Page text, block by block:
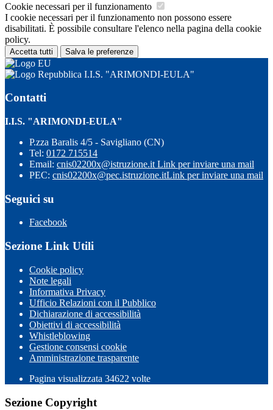
Cookie necessari per il funzionamento
I cookie necessari per il funzionamento non possono essere
disabilitati. È possibile consultare l'elenco nella pagina della cookie
policy.
Accetta tutti Salva le preferenze
I.I.S. "ARIMONDI-EULA"
Contatti
I.I.S. "ARIMONDI-EULA"
P.zza Baralis 4/5 - Savigliano (CN)
Tel: 0172 715514
Email: cnis02200x@istruzione.it Link per inviare una mail
PEC: cnis02200x@pec.istruzione.itLink per inviare una mail
Seguici su
Facebook
Sezione Link Utili
Cookie policy
Note legali
Informativa Privacy
Ufficio Relazioni con il Pubblico
Dichiarazione di accessibilità
Obiettivi di accessibilità
Whistleblowing
Gestione consensi cookie
Amministrazione trasparente
Pagina visualizzata 34622 volte
Sezione Copyright